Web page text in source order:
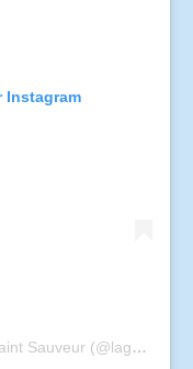
Instagram
Une publication partagée par Gare Saint Sauveur (@lagaresaintsauveur)